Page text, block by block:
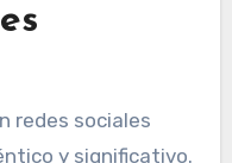
redes sociales
y significativo.